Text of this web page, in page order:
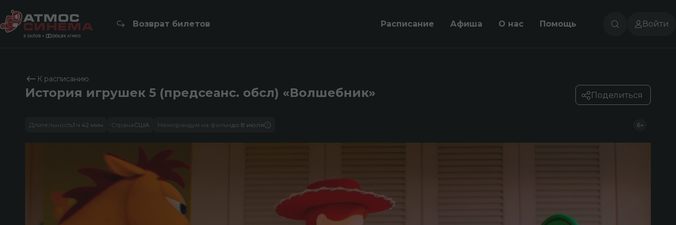
Возврат билетов Расписание Афиша О нас Помощь Войти
К расписанию
История игрушек 5 (предсеанс. обсл) «Волшебник» Поделиться
Длительность1 ч 42 мин СтранаСША Меморандум на фильмдо 8 июля 6+